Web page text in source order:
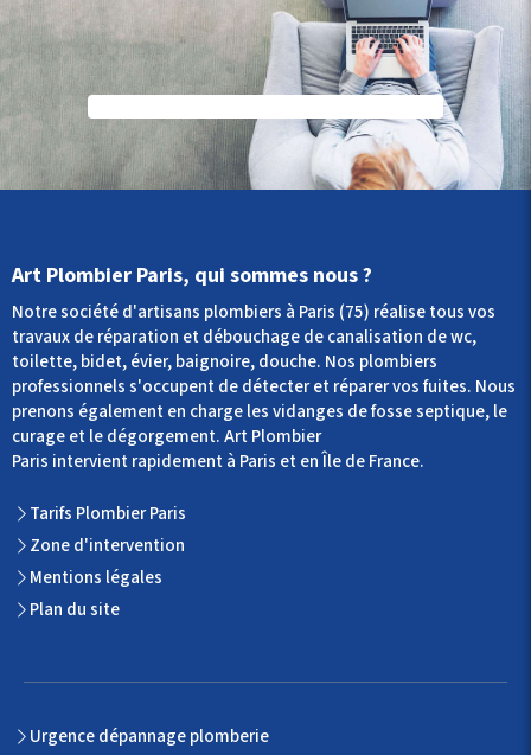
Art Plombier Paris, qui sommes nous ?
Notre société d'artisans plombiers à Paris (75) réalise tous vos
travaux de réparation et débouchage de canalisation de wc,
toilette, bidet, évier, baignoire, douche. Nos plombiers
professionnels s'occupent de détecter et réparer vos fuites. Nous
prenons également en charge les vidanges de fosse septique, le
curage et le dégorgement. Art Plombier
Paris intervient rapidement à Paris et en Île de France.
Tarifs Plombier Paris
Zone d'intervention
Mentions légales
Plan du site
Urgence dépannage plomberie